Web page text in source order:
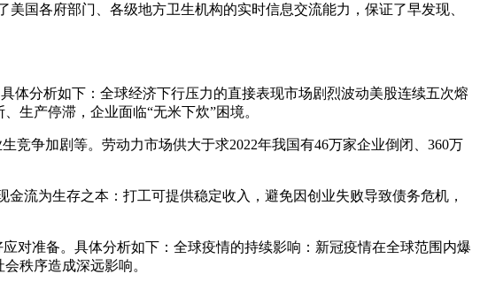
国各府部门、各级地方卫生机构的实时信息交流能力，保证了早发现、
体分析如下：全球经济下行压力的直接表现市场剧烈波动美股连续五次熔
生产停滞，企业面临“无米下炊”困境。
竞争加剧等。劳动力市场供大于求2022年我国有46万家企业倒闭、360万
流为生存之本：打工可提供稳定收入，避免因创业失败导致债务危机，
对准备。具体分析如下：全球疫情的持续影响：新冠疫情在全球范围内爆
秩序造成深远影响。